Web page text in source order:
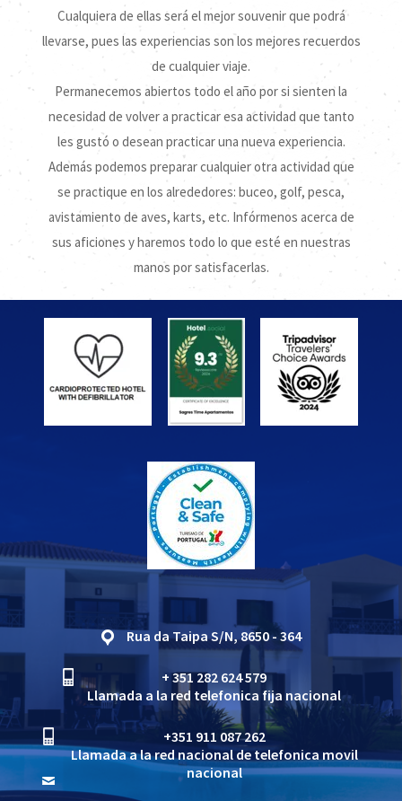
Cualquiera de ellas será el mejor souvenir que podrá
llevarse, pues las experiencias son los mejores recuerdos
de cualquier viaje.
Permanecemos abiertos todo el año por si sienten la
necesidad de volver a practicar esa actividad que tanto
les gustó o desean practicar una nueva experiencia.
Además podemos preparar cualquier otra actividad que
se practique en los alrededores: buceo, golf, pesca,
avistamiento de aves, karts, etc. Infórmenos acerca de
sus aficiones y haremos todo lo que esté en nuestras
manos por satisfacerlas.
Rua da Taipa S/N, 8650 - 364
+ 351 282 624 579
Llamada a la red telefonica fija nacional
+351 911 087 262
Llamada a la red nacional de telefonica movil
nacional